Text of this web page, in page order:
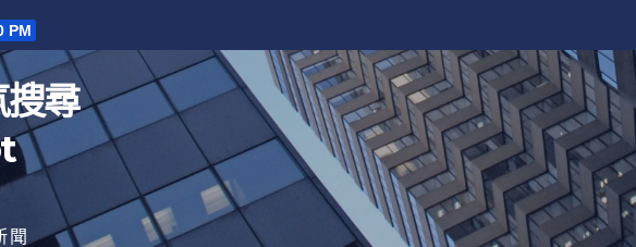
PM
尋
聞